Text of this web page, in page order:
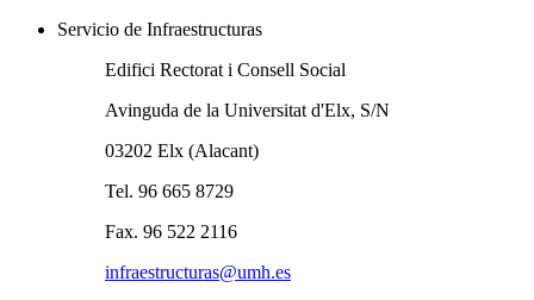
Servicio de Infraestructuras
Edifici Rectorat i Consell Social
Avinguda de la Universitat d'Elx, S/N
03202 Elx (Alacant)
Tel. 96 665 8729
Fax. 96 522 2116
infraestructuras@umh.es